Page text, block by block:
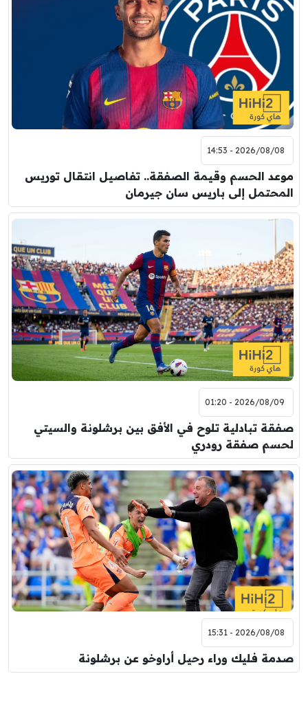
2026/08/08 - 14:53
موعد الحسم وقيمة الصفقة.. تفاصيل انتقال توريس
المحتمل إلى باريس سان جيرمان
2026/08/09 - 01:20
صفقة تبادلية تلوح في الأفق بين برشلونة والسيتي
لحسم صفقة رودري
2026/08/08 - 15:31
صدمة فليك وراء رحيل أراوخو عن برشلونة